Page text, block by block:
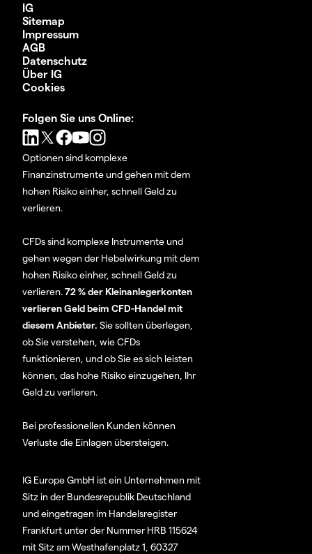
IG
Sitemap
Impressum
AGB
Datenschutz
Über IG
Cookies
Folgen Sie uns Online:
Optionen sind komplexe
Finanzinstrumente und gehen mit dem
hohen Risiko einher, schnell Geld zu
verlieren.
CFDs sind komplexe Instrumente und
gehen wegen der Hebelwirkung mit dem
hohen Risiko einher, schnell Geld zu
verlieren.72 % der Kleinanlegerkonten
verlieren Geld beim CFD-Handel mit
diesem Anbieter. Sie sollten überlegen,
ob Sie verstehen, wie CFDs
funktionieren, und ob Sie es sich leisten
können, das hohe Risiko einzugehen, Ihr
Geld zu verlieren.
Bei professionellen Kunden können
Verluste die Einlagen übersteigen.
IG Europe GmbH ist ein Unternehmen mit
Sitz in der Bundesrepublik Deutschland
und eingetragen im Handelsregister
Frankfurt unter der Nummer HRB 115624
mit Sitz am Westhafenplatz 1, 60327